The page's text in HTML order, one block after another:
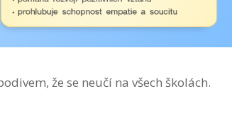
že se neučí na všech školách.